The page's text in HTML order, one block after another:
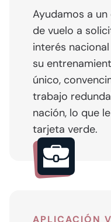
Ayudamos a
de vuelo a
interés
su
único,
trabajo
nación, lo que
tarjeta verde.
APLICACIÓN